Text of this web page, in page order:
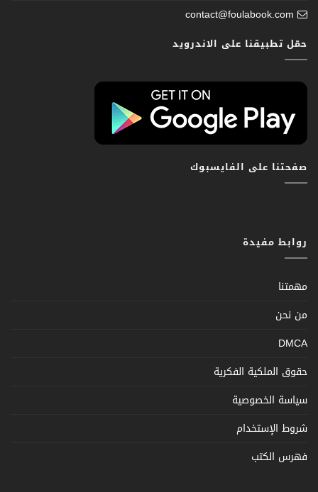
contact@foulabook.com
حمّل تطبيقنا على الاندرويد
صفحتنا على الفايسبوك
روابط مفيدة
مهمتنا
من نحن
DMCA
حقوق الملكية الفكرية
سياسة الخصوصية
شروط الإستخدام
فهرس الكتب